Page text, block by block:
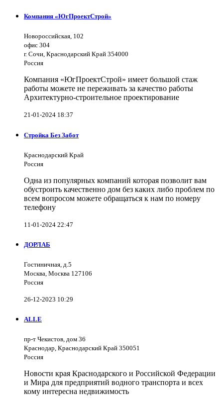
Компания «ЮгПроектСтрой»
Новороссийская, 102
офис 304
г. Сочи, Краснодарский Край 354000
Россия
Компания «ЮгПроектСтрой» имеет большой стаж
работы можете не переживать за качество работы
Архитектурно-строительное проектирование
21-01-2024 18:37
Стройка Без Забот
Краснодарский Край
Россия
Одна из популярных компаний которая позволит вам
обустроить качественно дом без каких либо проблем по
всем вопросом можете обращаться к нам по номеру
телефону
11-01-2024 22:47
ДОРЛАБ
Гостиничная, д.5
Москва, Москва 127106
Россия
26-12-2023 10:29
ALLE
пр-т Чекистов, дом 36
Краснодар, Краснодарский Край 350051
Россия
Новости края Краснодарского и Российской Федерации
и Мира для предприятий водного транспорта и всех
кому интересна недвижимость